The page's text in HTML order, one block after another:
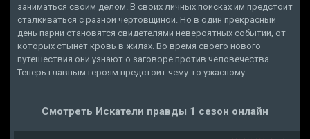
заниматься своим делом. В своих личных поисках им предстоит
сталкиваться с разной чертовщиной. Но в один прекрасный
день парни становятся свидетелями невероятных событий, от
которых стынет кровь в жилах. Во время своего нового
путешествия они узнают о заговоре против человечества.
Теперь главным героям предстоит чему-то ужасному.
Смотреть Искатели правды 1 сезон онлайн